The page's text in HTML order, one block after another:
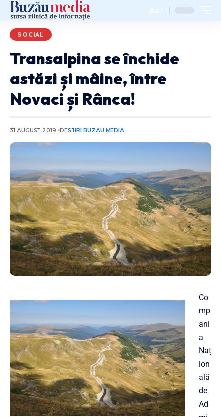
Aa
SOCIAL
Transalpina se închide
astăzi și mâine, între
Novaci și Rânca!
31 AUGUST 2019 DESTIRI BUZAU MEDIA
Co
mp
ani
a
Naț
ion
ală
de
Ad